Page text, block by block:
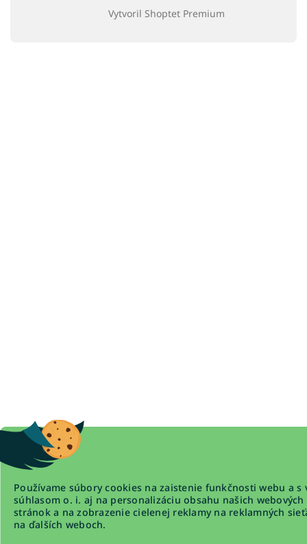
Používame súbory cookies na zaistenie funkčnosti webu a s
súhlasom o. i. aj na personalizáciu obsahu našich webových
stránok a na zobrazenie cielenej reklamy na reklamných
na ďalších weboch.
Vytvoril Shoptet Premium